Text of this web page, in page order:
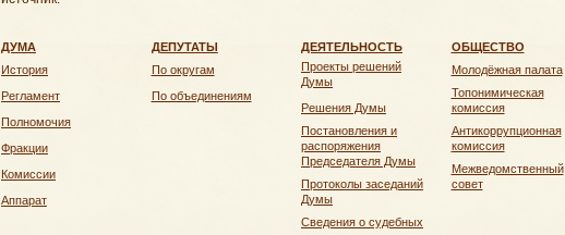
ДУМА
История
Регламент
Полномочия
Фракции
Комиссии
Аппарат
ДЕПУТАТЫ
По округам
По объединениям
ДЕЯТЕЛЬНОСТЬ
Проекты решений
Думы
Решения Думы
Постановления и
распоряжения
Председателя Думы
Протоколы заседаний
Думы
Сведения о судебных
ОБЩЕСТВО
Молодёжная палата
Топонимическая
комиссия
Антикоррупционная
комиссия
Межведомственный
совет